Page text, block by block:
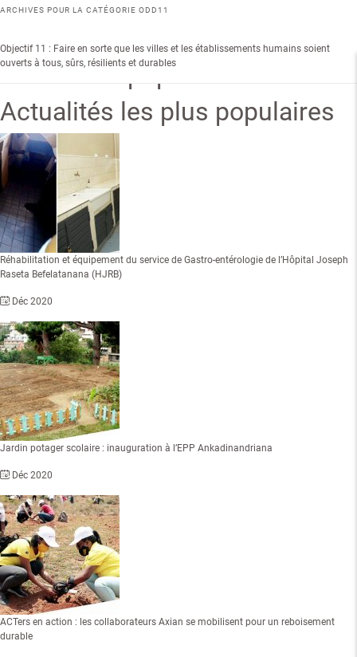
ARCHIVES POUR LA CATÉGORIE ODD11
Objectif 11 : Faire en sorte que les villes et les établissements humains soient
ouverts à tous, sûrs, résilients et durables
Recherche
Recherche populaire
Actualités les plus populaires
Réhabilitation et équipement du service de Gastro-entérologie de l’Hôpital Joseph
Raseta Befelatanana (HJRB)
Déc 2020
Jardin potager scolaire : inauguration à l’EPP Ankadinandriana
Déc 2020
ACTers en action : les collaborateurs Axian se mobilisent pour un reboisement
durable